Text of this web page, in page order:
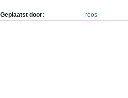
Geplaatst door: roos